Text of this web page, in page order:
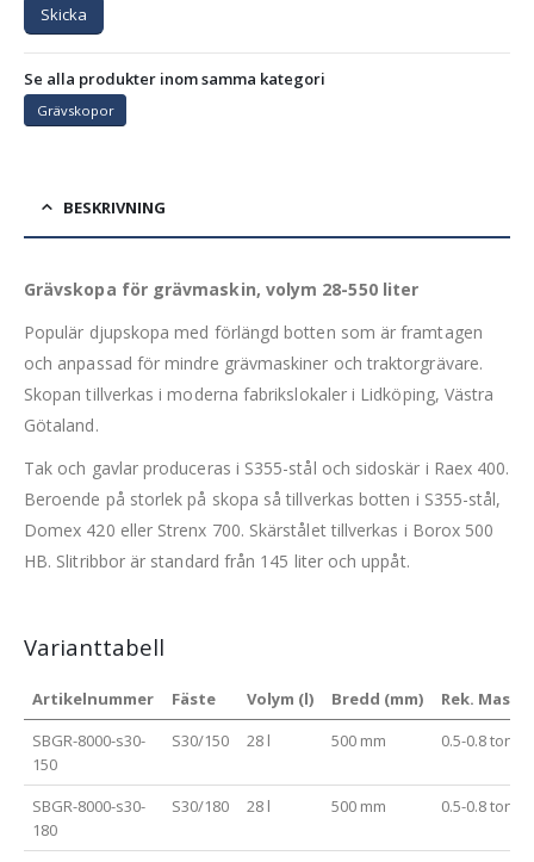
Skicka
Se alla produkter inom samma kategori
Grävskopor
BESKRIVNING
Grävskopa för grävmaskin, volym 28-550 liter
Populär djupskopa med förlängd botten som är framtagen
och anpassad för mindre grävmaskiner och traktorgrävare.
Skopan tillverkas i moderna fabrikslokaler i Lidköping, Västra
Götaland.
Tak och gavlar produceras i S355-stål och sidoskär i Raex 400.
Beroende på storlek på skopa så tillverkas botten i S355-stål,
Domex 420 eller Strenx 700. Skärstålet tillverkas i Borox 500
HB. Slitribbor är standard från 145 liter och uppåt.
Varianttabell
Artikelnummer Fäste Volym (l) Bredd (mm)
Rek.
SBGR-8000-s30-
150
S30/150 28 l 500 mm 0.5-0.8 ton
SBGR-8000-s30-
180
S30/180 28 l 500 mm 0.5-0.8 ton